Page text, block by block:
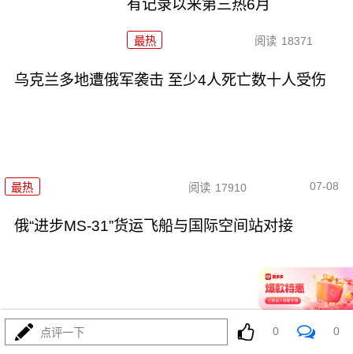
有记录以来第三热6月
最热 阅读 18371
乌克兰多地遭俄军袭击 至少4人死亡数十人受伤
最热 阅读 17910 07-08
俄“进步MS-31”货运飞船与国际空间站对接
最热 16697 07-07
点评一下 0 0